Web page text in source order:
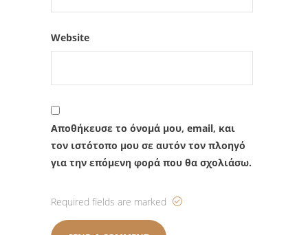
Website
Αποθήκευσε το όνομά μου, email, και
τον ιστότοπο μου σε αυτόν τον πλοηγό
για την επόμενη φορά που θα σχολιάσω.
Required fields are marked